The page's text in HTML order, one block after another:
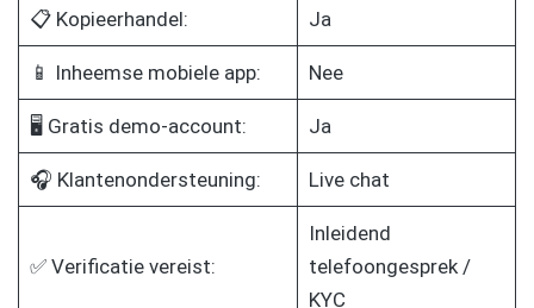
📋 Kopieerhandel: Ja
📱 Inheemse mobiele app: Nee
🖥️ Gratis demo-account: Ja
🎧 Klantenondersteuning: Live chat
✅ Verificatie vereist:
Inleidend
telefoongesprek /
KYC